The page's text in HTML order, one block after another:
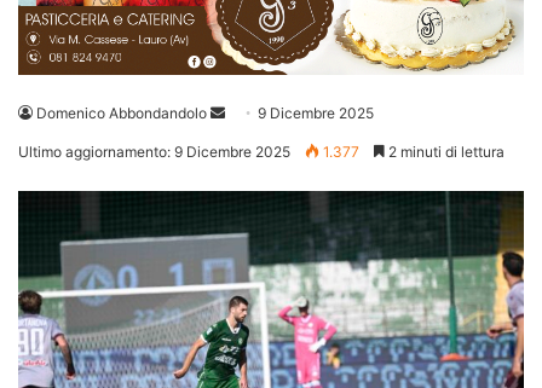
Domenico Abbondandolo
Invia 9 Dicembre 2025
Ultimo aggiornamento: 9 Dicembre 2025 1.377 2 minuti di lettura